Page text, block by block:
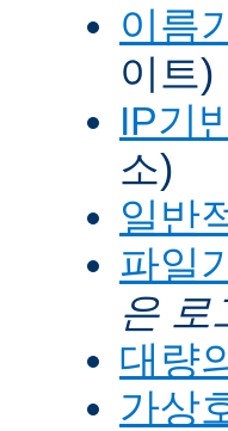
이름
이트)
IP기
소)
일반
파일
은 로
대량
가상